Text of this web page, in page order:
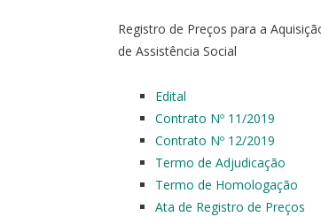
Registro de Preços para a
de Assistência Social
Edital
Contrato Nº 11/2019
Contrato Nº 12/2019
Termo de Adjudicação
Termo de Homologação
Ata de Registro de Preços